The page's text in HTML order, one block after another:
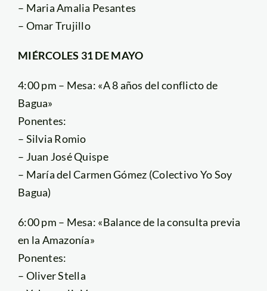
– Maria Amalia Pesantes
– Omar Trujillo
MIÉRCOLES 31 DE MAYO
4:00 pm – Mesa: «A 8 años del conflicto de
Bagua»
Ponentes:
– Silvia Romio
– Juan José Quispe
– María del Carmen Gómez (Colectivo Yo Soy
Bagua)
6:00 pm – Mesa: «Balance de la consulta previa
en la Amazonía»
Ponentes:
– Oliver Stella